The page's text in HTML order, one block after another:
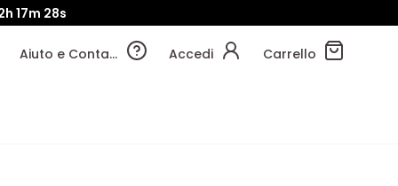
17m 25s
Aiuto e Contatti Accedi Carrello